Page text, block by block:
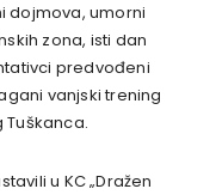
dojmova, umorni
zona, isti dan
predvođeni
vanjski trening
u KC „Dražen